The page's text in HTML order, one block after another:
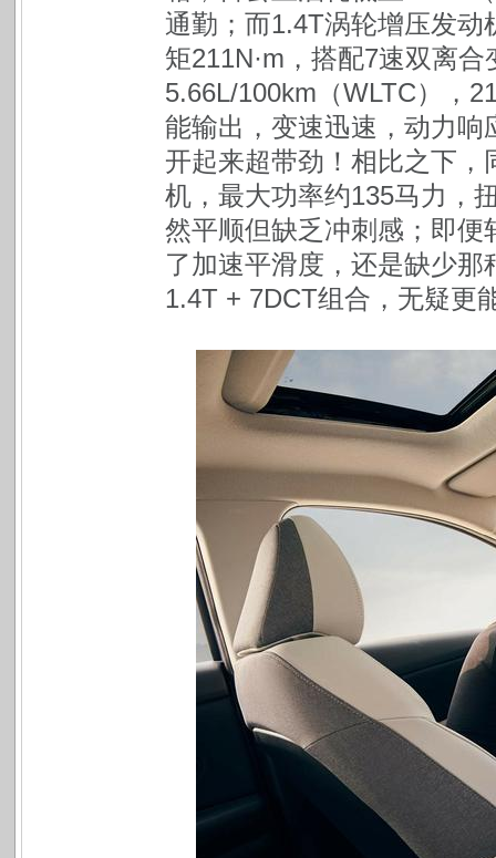
通勤；而1.4T涡轮增压发
矩211N·m，搭配7速双离
5.66L/100km（WLTC），
能输出，变速迅速，动力
开起来超带劲！相比之下
机，最大功率约135马力，
然平顺但缺乏冲刺感；即
了加速平滑度，还是缺少
1.4T + 7DCT组合，无疑更